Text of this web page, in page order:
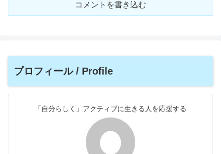
コメントを書き込む
プロフィール / Profile
「自分らしく」アクティブに生きる人を応援する